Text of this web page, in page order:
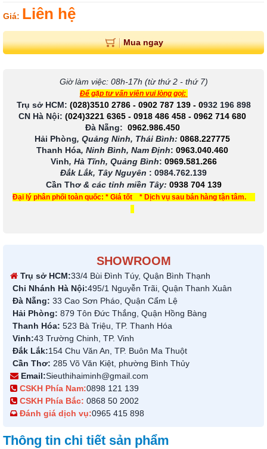
Giá: Liên hệ
Mua ngay
Giờ làm việc: 08h-17h (từ thứ 2 - thứ 7)
Để gặp tư vấn viên vui lòng gọi:
Trụ sở HCM: (028)3510 2786 - 0902 787 139- 0932 196 898
CN Hà Nội: (024)3221 6365 - 0918 486 458 - 0962 714 680
Đà Nẵng: 0962.986.450
Hải Phòng, Quảng Ninh, Thái Bình: 0868.227775
Thanh Hóa, Ninh Bình, Nam Định: 0963.040.460
Vinh, Hà Tĩnh, Quảng Bình: 0969.581.266
Đắk Lắk, Tây Nguyên : 0984.762.139
Cần Thơ & các tỉnh miền Tây: 0938 704 139
Đại lý phân phối toàn quốc: * Giá tốt * Dịch vụ sau bán hàng tận tâm.
SHOWROOM
Trụ sở HCM:33/4 Bùi Đình Túy, Quận Bình Thạnh
Chi Nhánh Hà Nội:495/1 Nguyễn Trãi, Quận Thanh Xuân
Đà Nẵng: 33 Cao Sơn Pháo, Quận Cẩm Lệ
Hải Phòng: 879 Tôn Đức Thắng, Quận Hồng Bàng
Thanh Hóa: 523 Bà Triệu, TP. Thanh Hóa
Vinh:43 Trường Chinh, TP. Vinh
Đắk Lắk:154 Chu Văn An, TP. Buôn Ma Thuột
Cần Thơ: 285 Võ Văn Kiệt, phường Bình Thủy
Email:Sieuthihaiminh@gmail.com
CSKH Phía Nam:0898 121 139
CSKH Phía Bắc: 0868 50 2002
Đánh giá dịch vụ:0965 415 898
Thông tin chi tiết sản phẩm